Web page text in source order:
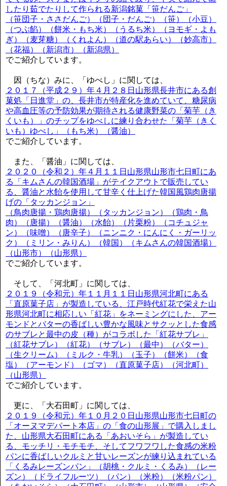
したり茹でたりして作られる新潟銘菓「笹だんご」
（笹団子・ささだんご）（団子・だんご）（笹）（小豆）
（つぶ餡）（餅米・もち米）（うるち米）（ヨモギ・よも
ぎ）（麦芽糖）（くれよん）（道の駅あらい）（妙高市）
（花福）（新潟市）（新潟県）
でご紹介しています。
因（ちな）みに、「ゆべし」に関しては、
２０１７（平成２９）年４月２８日山形県長井市にある創
菓処「日進堂」の、長井市が特産化を進めていて、糖尿病
や高血圧等の予防効果が期待される健康野菜の「菊芋（き
くいも）」のチップをゆべしに練り合わせた「菊芋（きく
いも）ゆべし」（もち米）（醤油）
でご紹介しています。
また、「醤油」に関しては、
２０２０（令和２）年４月１１日山形県山形市七日町にあ
る「キムさんの韓国酒場」がテイクアウトで販売してい
る、醤油と水飴を使用して甘辛く仕上げた韓国風鶏肉唐揚
げの「タッカンジョン」
（鳥肉唐揚・鶏肉唐揚）（タッカンジョン）（鶏肉・鳥
肉）（唐揚）（醤油）（水飴）（片栗粉）（コチュジャ
ン）（味噌）（唐辛子）（ニンニク・にんにく・ガーリッ
ク）（ミリン・みりん）（韓国）（キムさんの韓国酒場）
（山形市）（山形県）
でご紹介しています。
そして、「河北町」に関しては、
２０１９（令和元）年１１月１１日山形県河北町にある
「直原菓子店」が製造している、江戸時代紅花で栄えた山
形県河北町に相応しい「紅花」をネーミングにした、アー
モンドとバターの香ばしい豊かな風味とサクッとした食感
のサブレと最中の皮（種）がコラボした「紅花サブレ」
（紅花サブレ）（紅花）（サブレ）（最中）（バター）
（生クリーム）（ミルク・牛乳）（玉子）（餅米）（食
塩）（アーモンド）（ゴマ）（直原菓子店）（河北町）
（山形県）
でご紹介しています。
更に、「大石田町」に関しては、
２０１９（令和元）年１０月２０日山形県山形市七日町の
「オーヌマデパート本店」の「食の山形展」で購入しまし
た、山形県大石田町にある「あおいそら」が製造してい
る、モッチリ・モチモチ、そしてフワフワした食感の米粉
パンに香ばしいクルミと甘いレーズンが練り込まれている
「くるみレーズンパン」（胡桃・クルミ・くるみ）（レー
ズン）（ドライフルーツ）（パン）（米粉）（米粉パン）